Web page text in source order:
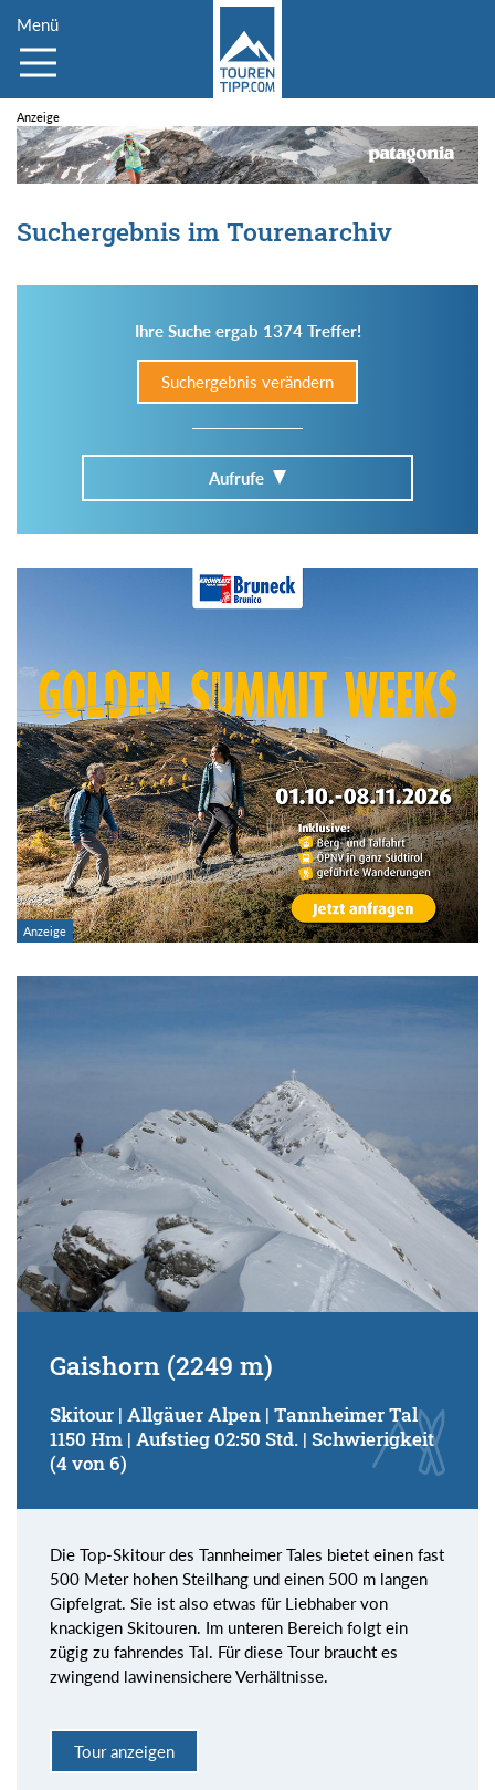
Menü
Suchergebnis im Tourenarchiv
Ihre Suche ergab 1374 Treffer!
Suchergebnis verändern
Aufrufe
Im Tourenarchiv suchen
Region:
Gebirge:
Art der Tour:
bis
Suchbegriff:
Gaishorn (2249 m)
Skitour | Allgäuer Alpen | Tannheimer Tal
1150 Hm | Aufstieg 02:50 Std. | Schwierigkeit
(4 von 6)
Die Top-Skitour des Tannheimer Tales bietet einen fast
500 Meter hohen Steilhang und einen 500 m langen
Gipfelgrat. Sie ist also etwas für Liebhaber von
knackigen Skitouren. Im unteren Bereich folgt ein
zügig zu fahrendes Tal. Für diese Tour braucht es
zwingend lawinensichere Verhältnisse.
Tour anzeigen